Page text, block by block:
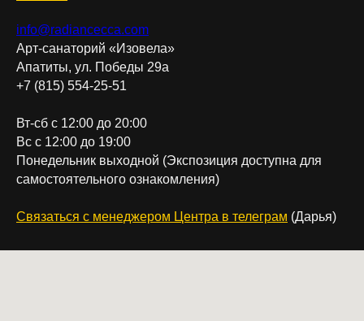
info@radiancecca.com
Арт-санаторий «Изовела»
Апатиты, ул. Победы 29а
+7 (815) 554-25-51
Вт-сб с 12:00 до 20:00
Вс с 12:00 до 19:00
Понедельник выходной (Экспозиция доступна для
самостоятельного ознакомления)
Связаться с менеджером Центра в телеграм (Дарья)